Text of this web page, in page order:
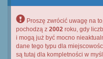
Proszę zwrócić uwagę na
pochodzą z 2002 roku, gdy
i mogą już być mocno
dane tego typu dla
są tutaj dla kompletności w